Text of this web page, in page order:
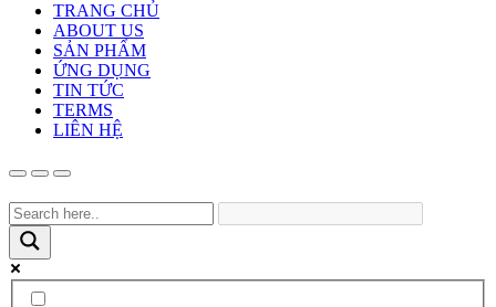
TRANG CHỦ
ABOUT US
SẢN PHẨM
ỨNG DỤNG
TIN TỨC
TERMS
LIÊN HỆ